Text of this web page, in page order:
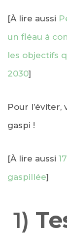
[À lire aussi
un fléau à
les objectifs
2030]
Pour
gaspi !
[À lire aussi
gaspillée]
1)